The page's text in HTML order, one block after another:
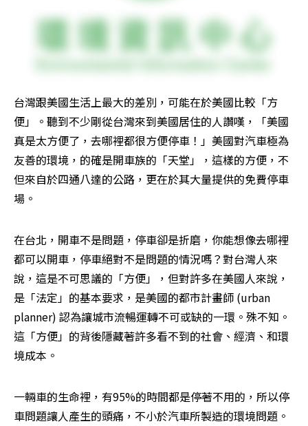
台灣跟美國生活上最大的差別，可能在於美國比較「方
便」。聽到不少剛從台灣來到美國居住的人讚嘆，「美國
真是太方便了，去哪裡都很方便停車！」美國對汽車極為
友善的環境，的確是開車族的「天堂」，這樣的方便，不
但來自於四通八達的公路，更在於其大量提供的免費停車
場。
在台北，開車不是問題，停車卻是折磨，你能想像去哪裡
都可以開車，停車絕對不是問題的情況嗎？對台灣人來
說，這是不可思議的「方便」，但對許多在美國人來說，
是「法定」的基本要求，是美國的都市計畫師 (urban
planner) 認為讓城市流暢運轉不可或缺的一環。殊不知。
這「方便」的背後隱藏著許多看不到的社會、經濟、和環
境成本。
一輛車的生命裡，有95%的時間都是停著不用的，所以停
車問題讓人產生的頭痛，不小於汽車所製造的環境問題。